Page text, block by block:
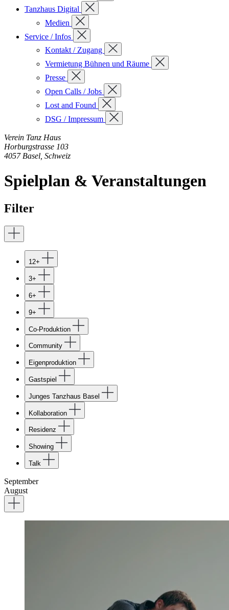
Tanzhaus Digital
Medien
Service / Infos
Kontakt / Zugang
Vermietung Bühnen und Räume
Presse
Open Calls / Jobs
Lost and Found
DSG / Impressum
Verein Tanz Haus
Horburgstrasse 103
4057 Basel, Schweiz
Spiel­plan & Veranstaltungen
Filter
12+
3+
6+
9+
Co-Produktion
Community
Eigenproduktion
Gastspiel
Junges Tanzhaus Basel
Kollaboration
Residenz
Showing
Talk
September
August